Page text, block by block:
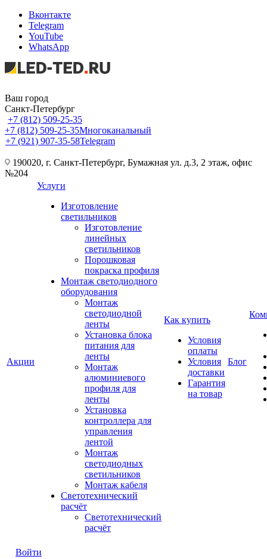
Вконтакте
Telegram
YouTube
WhatsApp
Ваш город
Санкт-Петербург
+7 (812) 509-25-35
+7 (812) 509-25-35Многоканальный
+7 (921) 907-35-58Telegram
190020, г. Санкт-Петербург, Бумажная ул. д.3, 2 этаж, офис
№204
Акции
Услуги
Изготовление
светильников
Изготовление
линейных
светильников
Порошковая
покраска профиля
Монтаж светодиодного
оборудования
Монтаж
светодиодной
ленты
Установка блока
питания для
ленты
Монтаж
алюминиевого
профиля для
ленты
Установка
контроллера для
управления
лентой
Монтаж
светодиодных
светильников
Монтаж кабеля
Светотехнический
расчёт
Светотехнический
расчёт
Как купить
Условия
оплаты
Условия
доставки
Гарантия
на товар
Блог
Войти